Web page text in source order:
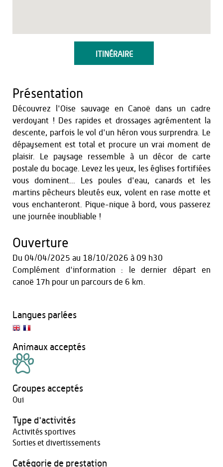
ITINÉRAIRE
Présentation
Découvrez l'Oise sauvage en Canoë dans un cadre
verdoyant ! Des rapides et drossages agrémentent la
descente, parfois le vol d'un héron vous surprendra. Le
dépaysement est total et procure un vrai moment de
plaisir. Le paysage ressemble à un décor de carte
postale du bocage. Levez les yeux, les églises fortifiées
vous dominent... Les poules d'eau, canards et les
martins pêcheurs bleutés eux, volent en rase motte et
vous enchanteront. Pique-nique à bord, vous passerez
une journée inoubliable !
Ouverture
Du 04/04/2025 au 18/10/2026 à 09 h30
Complément d'information : le dernier départ en
canoë 17h pour un parcours de 6 km.
Langues parlées
Animaux acceptés
Groupes acceptés
Oui
Type d'activités
Activités sportives
Sorties et divertissements
Catégorie de prestation